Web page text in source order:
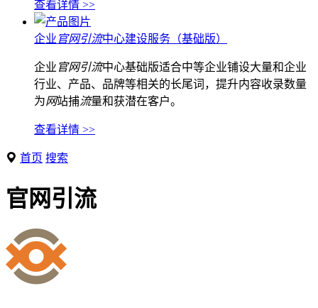
查看详情 >>
企业 官网引流中心建设服务（基础版）
企业 官网引流中心基础版适合中等企业铺设大量和企业
行业、产品、品牌等相关的长尾词，提升内容收录数量
为网站捕流量和获潜在客户。
查看详情 >>
首页 搜索
官网引流